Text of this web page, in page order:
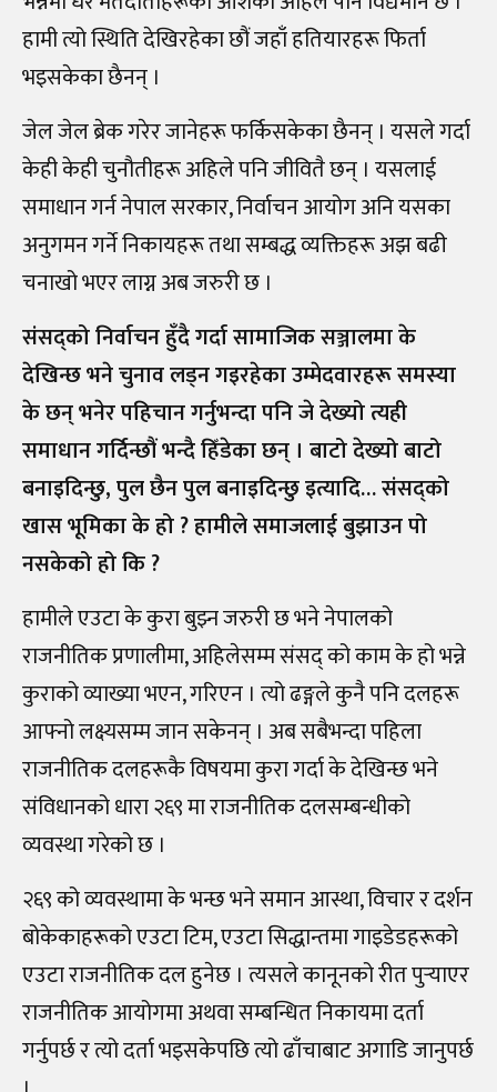
हामी त्यो स्थिति देखिरहेका छौं जहाँ हतियारहरू फिर्ता
भइसकेका छैनन् ।
जेल जेल ब्रेक गरेर जानेहरू फर्किसकेका छैनन् । यसले गर्दा
केही केही चुनौतीहरू अहिले पनि जीवितै छन् । यसलाई
समाधान गर्न नेपाल सरकार, निर्वाचन आयोग अनि यसका
अनुगमन गर्ने निकायहरू तथा सम्बद्ध व्यक्तिहरू अझ बढी
चनाखो भएर लाग्न अब जरुरी छ ।
संसद्को निर्वाचन हुँदै गर्दा सामाजिक सञ्जालमा के
देखिन्छ भने चुनाव लड्न गइरहेका उम्मेदवारहरू समस्या
के छन् भनेर पहिचान गर्नुभन्दा पनि जे देख्यो त्यही
समाधान गर्दिन्छौं भन्दै हिँडेका छन् । बाटो देख्यो बाटो
बनाइदिन्छु, पुल छैन पुल बनाइदिन्छु इत्यादि… संसद्को
खास भूमिका के हो ? हामीले समाजलाई बुझाउन पो
नसकेको हो कि ?
हामीले एउटा के कुरा बुझ्न जरुरी छ भने नेपालको
राजनीतिक प्रणालीमा, अहिलेसम्म संसद् को काम के हो भन्ने
कुराको व्याख्या भएन, गरिएन । त्यो ढङ्गले कुनै पनि दलहरू
आफ्नो लक्ष्यसम्म जान सकेनन् । अब सबैभन्दा पहिला
राजनीतिक दलहरूकै विषयमा कुरा गर्दा के देखिन्छ भने
संविधानको धारा २६९ मा राजनीतिक दलसम्बन्धीको
व्यवस्था गरेको छ ।
२६९ को व्यवस्थामा के भन्छ भने समान आस्था, विचार र दर्शन
बोकेकाहरूको एउटा टिम, एउटा सिद्धान्तमा गाइडेडहरूको
एउटा राजनीतिक दल हुनेछ । त्यसले कानूनको रीत पुर्‍याएर
राजनीतिक आयोगमा अथवा सम्बन्धित निकायमा दर्ता
गर्नुपर्छ र त्यो दर्ता भइसकेपछि त्यो ढाँचाबाट अगाडि जानुपर्छ